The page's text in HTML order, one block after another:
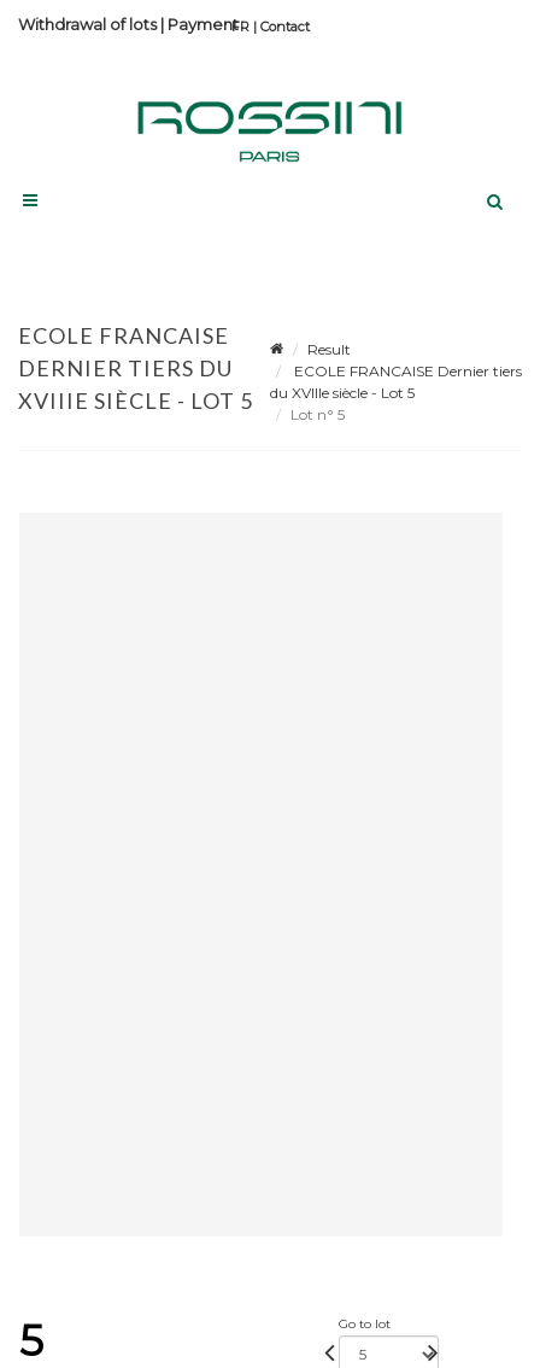
Contact
Withdrawal of lots| Payment
ECOLE FRANCAISE
DERNIER TIERS DU
XVIIIE SIÈCLE - LOT 5
Result
ECOLE FRANCAISE Dernier tiers
du XVIIIe siècle - Lot 5
Lot n° 5
5 Go to lot